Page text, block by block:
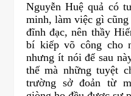
Nguyễn Huệ quả có
minh, làm việc gì
đĩnh đạc, nên thầy
bí kiếp võ công cho
nhưng ít nói để sau
thế mà những tuyệt
trường sở đoản từ